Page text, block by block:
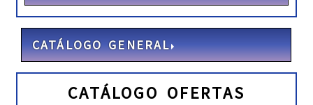
CATÁLOGO GENERAL
CATÁLOGO OFERTAS